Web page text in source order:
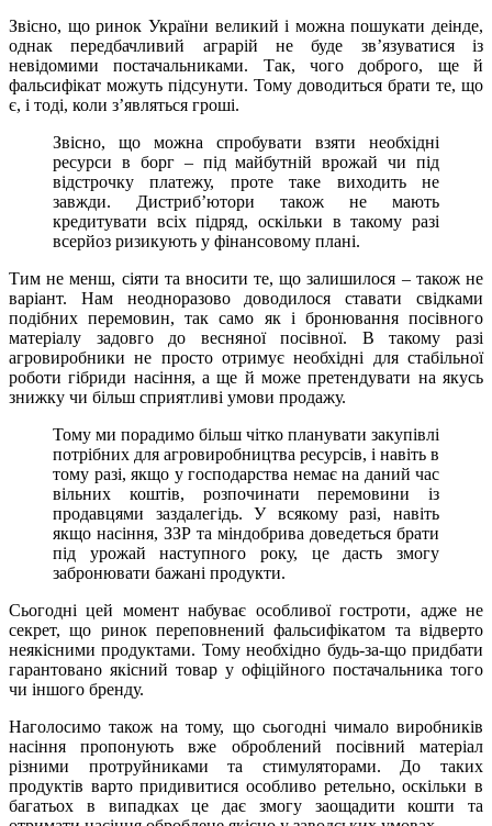
Звісно, що ринок України великий і можна пошукати деінде,
однак передбачливий аграрій не буде зв’язуватися із
невідомими постачальниками. Так, чого доброго, ще й
фальсифікат можуть підсунути. Тому доводиться брати те, що
є, і тоді, коли з’являться гроші.
Звісно, що можна спробувати взяти необхідні
ресурси в борг – під майбутній врожай чи під
відстрочку платежу, проте таке виходить не
завжди. Дистриб’ютори також не мають
кредитувати всіх підряд, оскільки в такому разі
всерйоз ризикують у фінансовому плані.
Тим не менш, сіяти та вносити те, що залишилося – також не
варіант. Нам неодноразово доводилося ставати свідками
подібних перемовин, так само як і бронювання посівного
матеріалу задовго до весняної посівної. В такому разі
агровиробники не просто отримує необхідні для стабільної
роботи гібриди насіння, а ще й може претендувати на якусь
знижку чи більш сприятливі умови продажу.
Тому ми порадимо більш чітко планувати закупівлі
потрібних для агровиробництва ресурсів, і навіть в
тому разі, якщо у господарства немає на даний час
вільних коштів, розпочинати перемовини із
продавцями заздалегідь. У всякому разі, навіть
якщо насіння, ЗЗР та міндобрива доведеться брати
під урожай наступного року, це дасть змогу
забронювати бажані продукти.
Сьогодні цей момент набуває особливої гостроти, адже не
секрет, що ринок переповнений фальсифікатом та відверто
неякісними продуктами. Тому необхідно будь-за-що придбати
гарантовано якісний товар у офіційного постачальника того
чи іншого бренду.
Наголосимо також на тому, що сьогодні чимало виробників
насіння пропонують вже оброблений посівний матеріал
різними протруйниками та стимуляторами. До таких
продуктів варто придивитися особливо ретельно, оскільки в
багатьох в випадках це дає змогу заощадити кошти та